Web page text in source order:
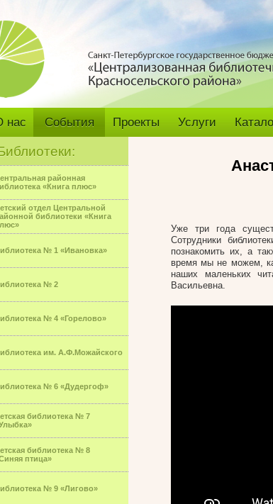
нас События Проекты Услуги
районная
«Книга плюс»
отдел Центральной
библиотеки «Книга
№ 1 «Ивановка»
№ 2
№ 4 «Горелово»
им. А.Ф.Можайского
№ 6 «Дудергоф»
библиотека № 7
библиотека № 8
птица»
№ 9 «Лигово»
Уже три года
Сотрудники
познакомить их, а
время мы не можем,
наших маленьких
Васильевна.